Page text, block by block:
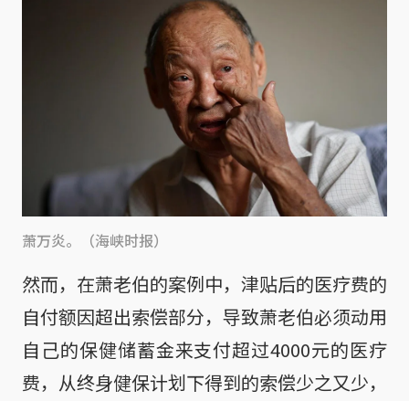
萧万炎。（海峡时报）
然而，在萧老伯的案例中，津贴后的医疗费的
自付额因超出索偿部分，导致萧老伯必须动用
自己的保健储蓄金来支付超过4000元的医疗
费，从终身健保计划下得到的索偿少之又少，